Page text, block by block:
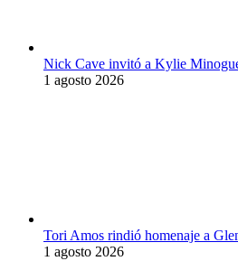
Nick Cave invitó a Kylie
1 agosto 2026
Tori Amos rindió homenaje a
1 agosto 2026